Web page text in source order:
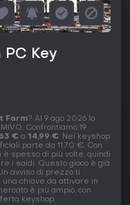
Key
Farm? Al 9 ago 2026 la
Confrontiamo 19
€ a 14,99 €. Nei keyshop
parte da 11,70 €. Con
spesso di più volte, quindi
i saldi. Questo gioco è già
avviso di prezzo ti
una chiave da attivare in
è più ampio, con
keyshop.